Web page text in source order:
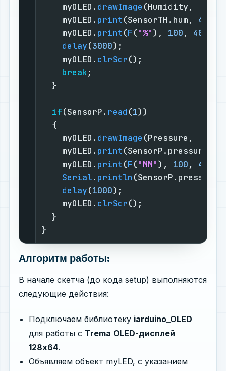
    myOLED.
drawImage (Humidity,
    myOLED.
print(SensorTH.hum, 45
    myOLED.
print(F("%"), 100, 40
delay(3000
    myOLED.
clrScr
break
if(SensorP. read (1
    myOLED.
drawImage (Pressure,
    myOLED.
print(SensorP.pressure,
    myOLED.
print(F("MM"), 100, 40
Serial. println
delay(1000
    myOLED.
clrScr
Алгоритм работы:
В начале скетча (до кода setup) выполняются
следующие действия:
Подключаем библиотеку iarduino_OLED
для работы с Trema OLED-дисплей
128x64.
Объявляем объект myLED, с указанием